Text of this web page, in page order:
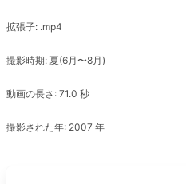
拡張子: .mp4
撮影時期: 夏(6月〜8月)
動画の長さ: 71.0 秒
撮影された年: 2007 年